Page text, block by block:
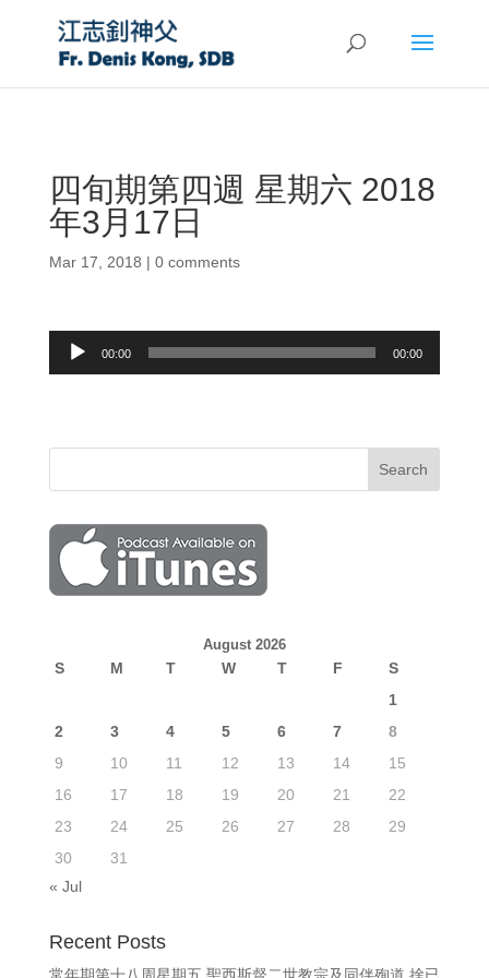
四旬期第四週 星期六 2018
年3月17日
Mar 17, 2018 | 0 comments
Audio
00:00 00:00
August 2026
S M T W T F
S
1
2
3 4 5 6 7
8
9
10 11 12 13 14
15
16
17 18 19 20 21
22
23
24 25 26 27 28
29
30
31
« Jul
Recent Posts